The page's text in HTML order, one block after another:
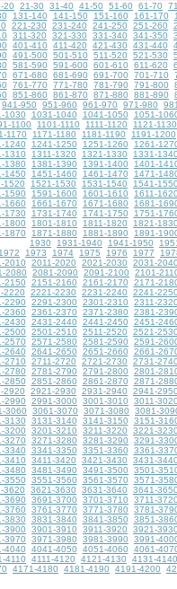
20 21-30 31-40 41-50 51-60 61-70
131-140 141-150 151-160 161-170
221-230 231-240 241-250 251-260
311-320 321-330 331-340 341-350
401-410 411-420 421-430 431-440
491-500 501-510 511-520 521-530
581-590 591-600 601-610 611-620
671-680 681-690 691-700 701-710
761-770 771-780 781-790 791-800
851-860 861-870 871-880 881-890
941-950 951-960 961-970 971-980
1030 1031-1040 1041-1050 1051-
1100 1101-1110 1111-1120 1121-1130
1170 1171-1180 1181-1190 1191-1200
1240 1241-1250 1251-1260 1261-
1310 1311-1320 1321-1330 1331-1340
1380 1381-1390 1391-1400 1401-
1450 1451-1460 1461-1470 1471-
1520 1521-1530 1531-1540 1541-1550
1590 1591-1600 1601-1610 1611-1620
1660 1661-1670 1671-1680 1681-
1730 1731-1740 1741-1750 1751-
1800 1801-1810 1811-1820 1821-1830
1870 1871-1880 1881-1890 1891-
1930
1931-1940 1941-1950
1972 1973 1974 1975 1976 1977
2010 2011-2020 2021-2030 2031-2040
2080 2081-2090 2091-2100 2101-
2150 2151-2160 2161-2170 2171-
2220 2221-2230 2231-2240 2241-2250
2290 2291-2300 2301-2310 2311-2320
2360 2361-2370 2371-2380 2381-
2430 2431-2440 2441-2450 2451-
2500 2501-2510 2511-2520 2521-2530
2570 2571-2580 2581-2590 2591-
2640 2641-2650 2651-2660 2661-
2710 2711-2720 2721-2730 2731-2740
2780 2781-2790 2791-2800 2801-
2850 2851-2860 2861-2870 2871-
2920 2921-2930 2931-2940 2941-2950
2990 2991-3000 3001-3010 3011-3020
3060 3061-3070 3071-3080 3081-
3130 3131-3140 3141-3150 3151-
3200 3201-3210 3211-3220 3221-3230
3270 3271-3280 3281-3290 3291-
3340 3341-3350 3351-3360 3361-
3410 3411-3420 3421-3430 3431-3440
3480 3481-3490 3491-3500 3501-
3550 3551-3560 3561-3570 3571-
3620 3621-3630 3631-3640 3641-3650
3690 3691-3700 3701-3710 3711-3720
3760 3761-3770 3771-3780 3781-
3830 3831-3840 3841-3850 3851-
3900 3901-3910 3911-3920 3921-3930
3970 3971-3980 3981-3990 3991-
4040 4041-4050 4051-4060 4061-
4110 4111-4120 4121-4130 4131-4140
4171-4180 4181-4190 4191-4200